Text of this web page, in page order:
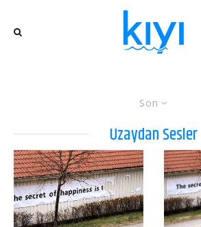
Son
Uzaydan Sesler